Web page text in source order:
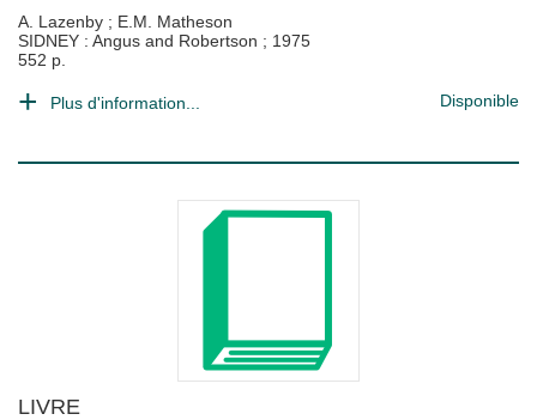
A. Lazenby ; E.M. Matheson
SIDNEY : Angus and Robertson ; 1975
552 p.
Plus d'information... Disponible
LIVRE